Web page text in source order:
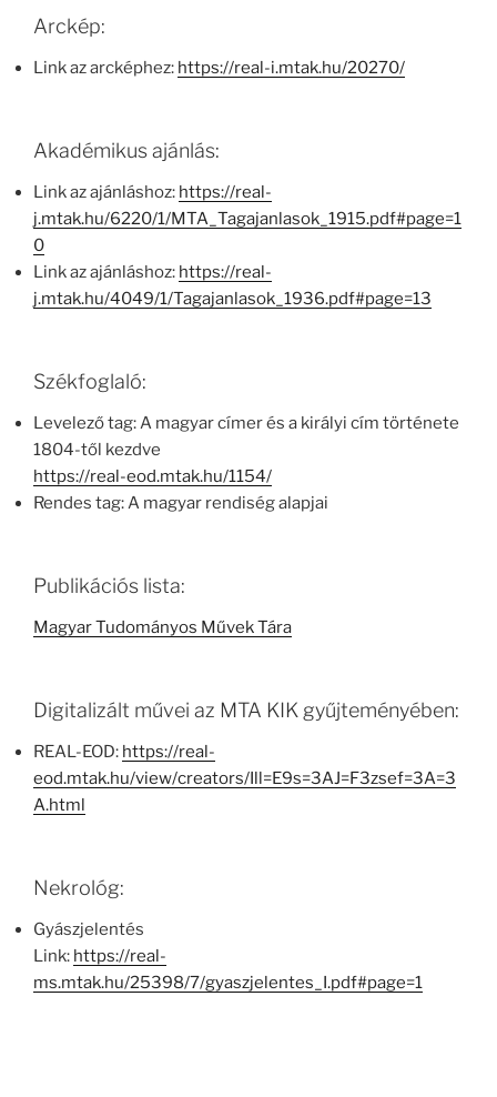
Arckép:
Link az arcképhez: https://real-i.mtak.hu/20270/
Akadémikus ajánlás:
Link az ajánláshoz: https://real-
j.mtak.hu/6220/1/MTA_Tagajanlasok_1915.pdf#page=1
0
Link az ajánláshoz: https://real-
j.mtak.hu/4049/1/Tagajanlasok_1936.pdf#page=13
Székfoglaló:
Levelező tag: A magyar címer és a királyi cím története
1804-től kezdve
https://real-eod.mtak.hu/1154/
Rendes tag: A magyar rendiség alapjai
Publikációs lista:
Magyar Tudományos Művek Tára
Digitalizált művei az MTA KIK gyűjteményében:
REAL-EOD: https://real-
eod.mtak.hu/view/creators/Ill=E9s=3AJ=F3zsef=3A=3
A.html
Nekrológ:
Gyászjelentés
Link: https://real-
ms.mtak.hu/25398/7/gyaszjelentes_I.pdf#page=1